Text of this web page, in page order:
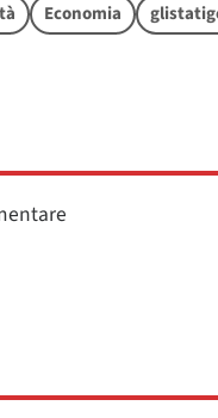
Economia